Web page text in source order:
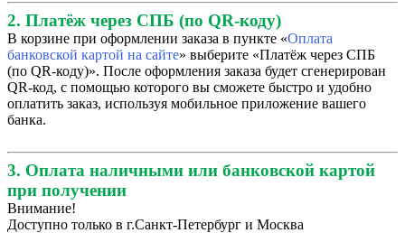
2. Платёж через СПБ (по QR-коду)
В корзине при оформлении заказа в пункте «Оплата
банковской картой на сайте» выберите «Платёж через СПБ
(по QR-коду)». После оформления заказа будет сгенерирован
QR-код, с помощью которого вы сможете быстро и удобно
оплатить заказ, используя мобильное приложение вашего
банка.
3. Оплата наличными или банковской картой
при получении
Внимание!
Доступно только в г.Санкт-Петербург и Москва